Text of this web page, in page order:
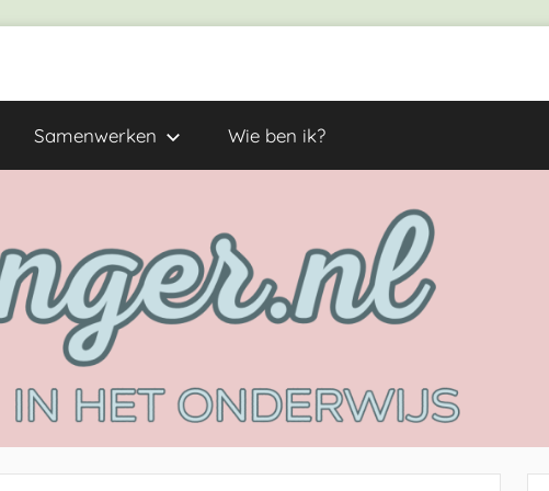
Samenwerken Wie ben ik?